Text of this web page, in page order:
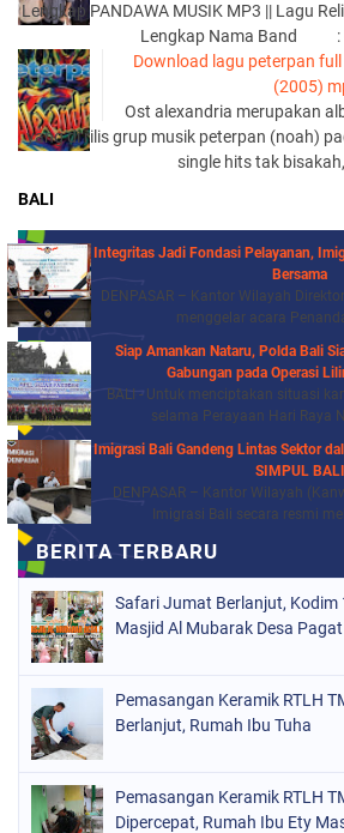
Lengkap PANDAWA MUSIK MP3 || Lagu
Lengkap Nama Band :
Download lagu peterpan
(2005)
Ost alexandria merupakan
yang di rilis grup musik peterpan (noah)
single hits tak
BALI
Integritas Jadi Fondasi Pelayanan,
Bersama
DENPASAR – Kantor Wilayah
menggelar acara
Siap Amankan Nataru, Polda Bali
Gabungan pada Operasi
BALI - Untuk menciptakan situasi
selama Perayaan Hari Raya
Imigrasi Bali Gandeng Lintas Sektor
SIMPUL BALI
DENPASAR – Kantor Wilayah
Imigrasi Bali secara resmi
Safari Jumat Berlanjut, Kodim
Masjid Al Mubarak Desa Pagat
Pemasangan Keramik RTLH
Berlanjut, Rumah Ibu Tuha
Pemasangan Keramik RTLH
Dipercepat, Rumah Ibu Ety